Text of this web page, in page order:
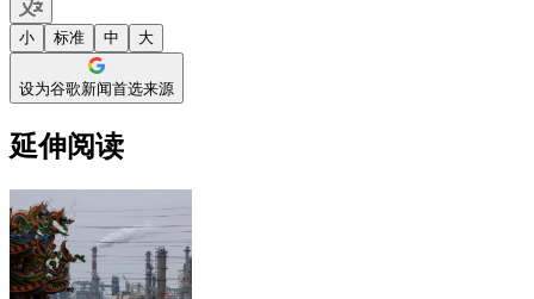
小 标准 中 大
设为谷歌新闻首选来源
延伸阅读